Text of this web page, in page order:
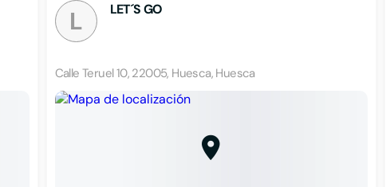
L LET´S GO
Calle Teruel 10, 22005, Huesca, Huesca